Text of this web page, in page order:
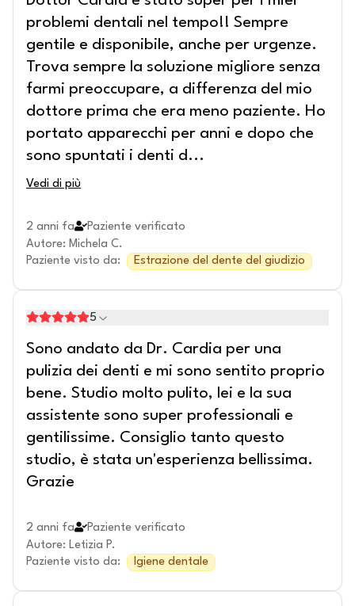
problemi dentali nel tempo!! Sempre
gentile e disponibile, anche per urgenze.
Trova sempre la soluzione migliore senza
farmi preoccupare, a differenza del mio
dottore prima che era meno paziente. Ho
portato apparecchi per anni e dopo che
sono spuntati i denti d...
Vedi di più
2 anni fa
Paziente verificato
Autore: Michela C.
Paziente visto da: Estrazione del dente del giudizio
5
Sono andato da Dr. Cardia per una
pulizia dei denti e mi sono sentito proprio
bene. Studio molto pulito, lei e la sua
assistente sono super professionali e
gentilissime. Consiglio tanto questo
studio, è stata un'esperienza bellissima.
Grazie
2 anni fa
Paziente verificato
Autore: Letizia P.
Paziente visto da: Igiene dentale